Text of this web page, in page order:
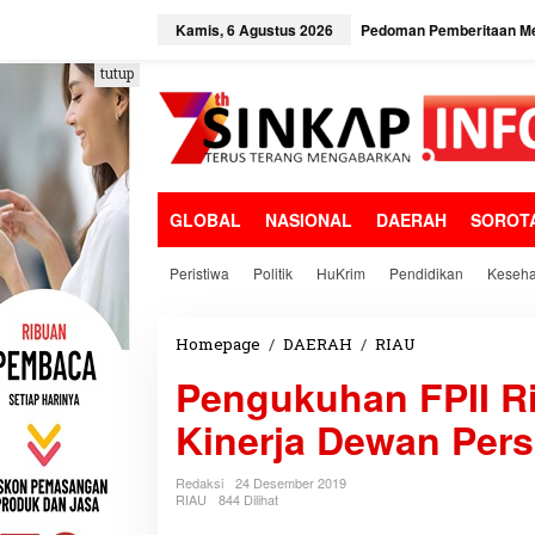
e
k
o
n
t
e
n
Kamis, 6 Agustus 2026 Pedoman Pemberitaan
GLOBAL NASIONAL DAERAH
Peristiwa Politik HuKrim Pendidikan
tutup
Homepage / DAERAH / RIAU
n
g
u
k
Pengukuhan FPII
Kinerja Dewan
Redaksi
24 Desember 2019
RIAU
844 Dilihat